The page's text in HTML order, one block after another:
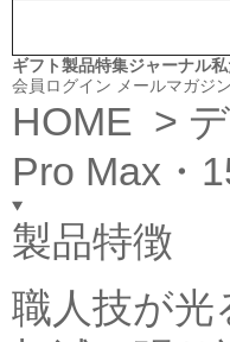
ギフト製品特集ジャーナル
会員ログイン メールマガジ
HOME >
Pro Max・
製品特徴
職人技が光